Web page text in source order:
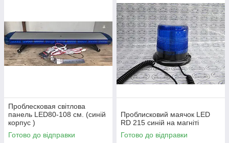
Проблесковая світлова
панель LED80-108 см. (синій
корпус )
Готово до відправки
Проблисковий маячок LED
RD 215 синій на магніті
Готово до відправки